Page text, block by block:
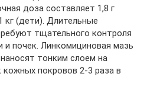
доза составляет 1,8 г
кг (дети). Длительные
тщательного контроля
и почек. Линкомициновая мазь
тонким слоем на
покровов 2-3 раза в